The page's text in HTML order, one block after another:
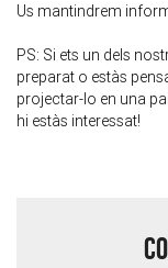
Us mantindrem
PS: Si ets un dels
preparat o estàs
projectar-lo en una
hi estàs interessat!